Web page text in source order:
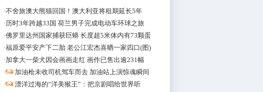
·不舍旅澳大熊猫回国！澳大利亚将租期延长5年
·历时3年跨越33国 荷兰男子完成电动车环球之旅
·佛罗里达州国家捕获巨蟒 长度超5米体内有73颗蛋
·福原爱平安产下二胎 老公江宏杰喜晒一家四口(图)
·加拿大一柴犬因会画画走红 画作已售出逾231幅
·
加油枪未收司机驾车而去 加油站上演惊魂瞬间
·
漂洋过海的“洋美猴王”：把京剧唱给世界听